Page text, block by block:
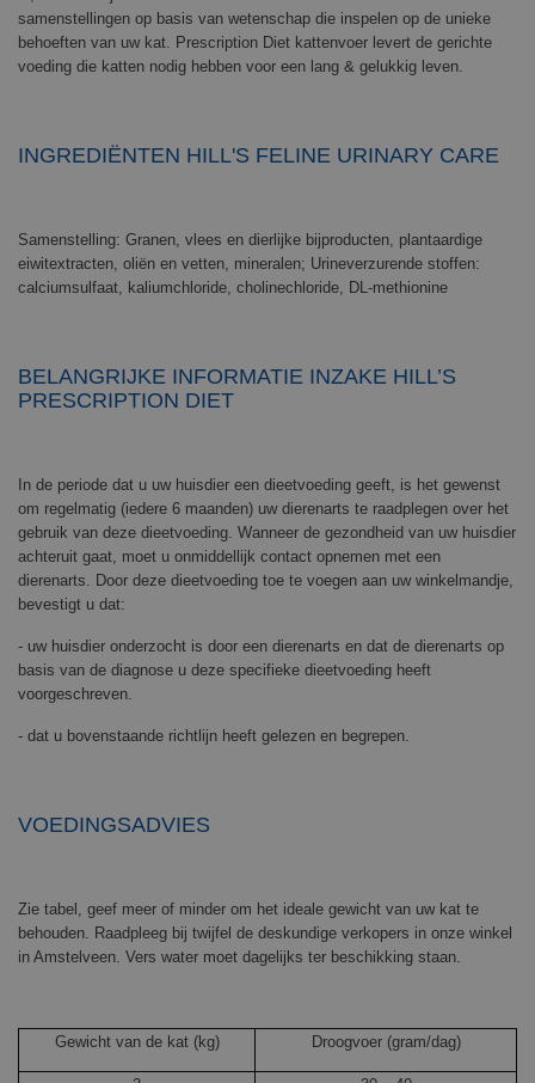
samenstellingen op basis van wetenschap die inspelen op de unieke
behoeften van uw kat. Prescription Diet kattenvoer levert de gerichte
voeding die katten nodig hebben voor een lang & gelukkig leven.
INGREDIËNTEN HILL'S FELINE URINARY CARE
Samenstelling: Granen, vlees en dierlijke bijproducten, plantaardige
eiwitextracten, oliën en vetten, mineralen; Urineverzurende stoffen:
calciumsulfaat, kaliumchloride, cholinechloride, DL-methionine
BELANGRIJKE INFORMATIE INZAKE HILL’S
PRESCRIPTION DIET
In de periode dat u uw huisdier een dieetvoeding geeft, is het gewenst
om regelmatig (iedere 6 maanden) uw dierenarts te raadplegen over het
gebruik van deze dieetvoeding. Wanneer de gezondheid van uw huisdier
achteruit gaat, moet u onmiddellijk contact opnemen met een
dierenarts. Door deze dieetvoeding toe te voegen aan uw winkelmandje,
bevestigt u dat:
- uw huisdier onderzocht is door een dierenarts en dat de dierenarts op
basis van de diagnose u deze specifieke dieetvoeding heeft
voorgeschreven.
- dat u bovenstaande richtlijn heeft gelezen en begrepen.
VOEDINGSADVIES
Zie tabel, geef meer of minder om het ideale gewicht van uw kat te
behouden. Raadpleeg bij twijfel de deskundige verkopers in onze winkel
in Amstelveen. Vers water moet dagelijks ter beschikking staan.
Gewicht van de kat (kg) Droogvoer (gram/dag)